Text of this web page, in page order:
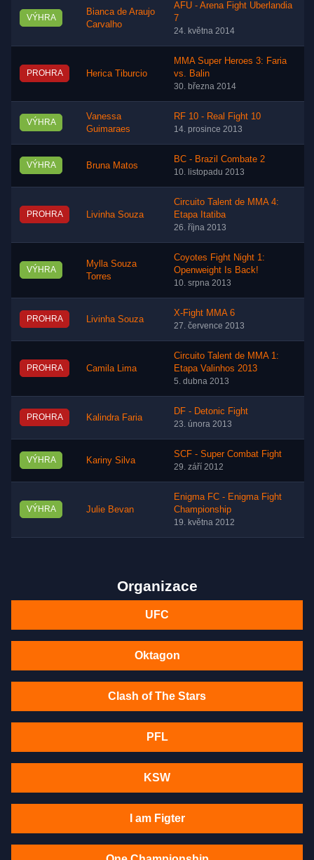
VÝHRA
Bianca de Araujo
Carvalho
AFU - Arena Fight Uberlandia
7
24. května 2014
PROHRA Herica Tiburcio
MMA Super Heroes 3: Faria
vs. Balin
30. března 2014
VÝHRA
Vanessa
Guimaraes
RF 10 - Real Fight 10
14. prosince 2013
VÝHRA Bruna Matos
BC - Brazil Combate 2
10. listopadu 2013
PROHRA Livinha Souza
Circuito Talent de MMA 4:
Etapa Itatiba
26. října 2013
VÝHRA
Mylla Souza
Torres
Coyotes Fight Night 1:
Openweight Is Back!
10. srpna 2013
PROHRA Livinha Souza
X-Fight MMA 6
27. července 2013
PROHRA Camila Lima
Circuito Talent de MMA 1:
Etapa Valinhos 2013
5. dubna 2013
PROHRA Kalindra Faria
DF - Detonic Fight
23. února 2013
VÝHRA Kariny Silva
SCF - Super Combat Fight
29. září 2012
VÝHRA Julie Bevan
Enigma FC - Enigma Fight
Championship
19. května 2012
Organizace
UFC
Oktagon
Clash of The Stars
PFL
KSW
I am Figter